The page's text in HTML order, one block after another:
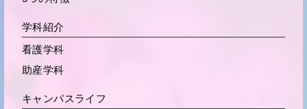
学科紹介
看護学科
助産学科
キャンパスライフ